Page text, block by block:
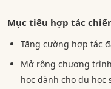
Mục tiêu hợp tác
Tăng cường hợp tác
Mở rộng chương
học dành cho du học